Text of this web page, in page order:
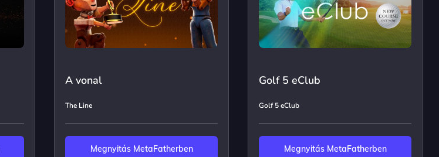
A vonal
The Line
Megnyitás MetaFatherben
Golf 5 eClub
Golf 5 eClub
Megnyitás MetaFatherben